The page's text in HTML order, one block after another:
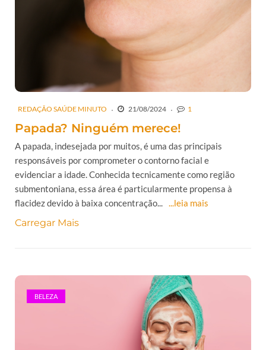
REDAÇÃO SAÚDE MINUTO 21/08/2024 1
Papada? Ninguém merece!
A papada, indesejada por muitos, é uma das principais
responsáveis por comprometer o contorno facial e
evidenciar a idade. Conhecida tecnicamente como região
submentoniana, essa área é particularmente propensa à
flacidez devido à baixa concentração...
...leia mais
Carregar Mais
BELEZA